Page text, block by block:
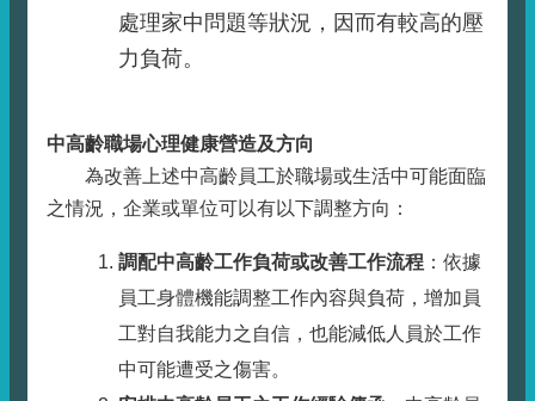
處理家中問題等狀況，因而有較高的壓
力負荷。
中高齡職場心理健康營造及方向
為改善上述中高齡員工於職場或生活中可能面臨
之情況，企業或單位可以有以下調整方向：
調配中高齡工作負荷或改善工作流程 ：依據
員工身體機能調整工作內容與負荷，增加員
工對自我能力之自信，也能減低人員於工作
中可能遭受之傷害。